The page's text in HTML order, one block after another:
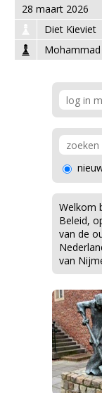
28 maart 2026
Diet Kieviet
Welkom
Beleid,
van de
van